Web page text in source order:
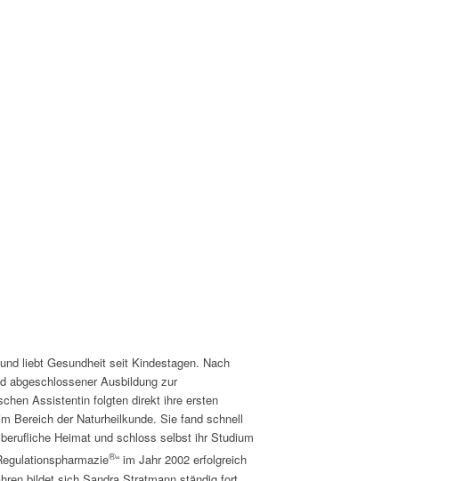
liebt Gesundheit seit Kindestagen. Nach
abgeschlossener Ausbildung zur
Assistentin folgten direkt ihre ersten
Bereich der Naturheilkunde. Sie fand schnell
Heimat und schloss selbst ihr Studium
®“ im Jahr 2002 erfolgreich